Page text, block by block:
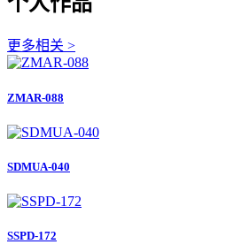
更多相关 >
ZMAR-088
SDMUA-040
SSPD-172